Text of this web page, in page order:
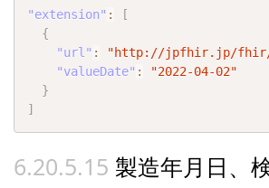
"extension" :
[
{
"url" :
"http://jpfhir.jp/fhir/
"valueDate" :
"2022-04-02"
}
]
製造年月日、